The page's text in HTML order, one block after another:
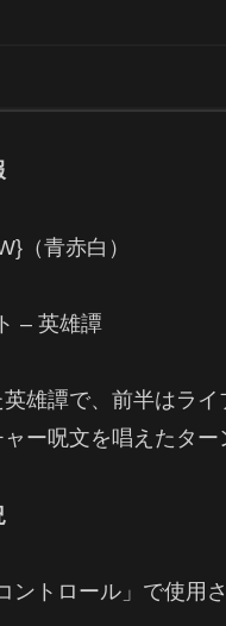
（青赤白）
– 英雄譚
雄譚で、前半はラ
ー呪文を唱えたタ
ントロール」で使用